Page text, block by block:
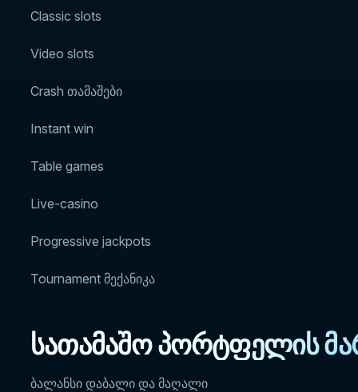
Classic slots
Video slots
Crash თამაშები
Instant win
Table games
Live-casino
Progressive jackpots
Tournament მექანიკა
სათამაშო პორტფელის
ბალანსი დაბალი და მაღალი